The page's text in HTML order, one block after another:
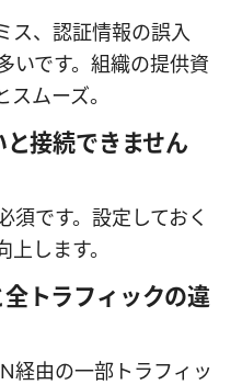
ス、認証情報の誤入
いです。組織の提供資
ムーズ。
接続できません
須です。設定しておく
します。
トラフィックの違
経由の一部トラフィッ